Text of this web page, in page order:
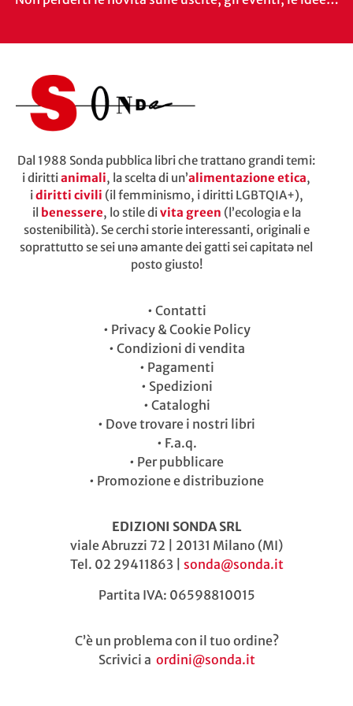
Dal 1988 Sonda pubblica libri che trattano grandi temi:
i dirittianimali, la scelta di un’alimentazione etica,
idiritti civili (il femminismo, i diritti LGBTQIA+),
il benessere, lo stile divita green (l’ecologia e la
sostenibilità). Se cerchi storie interessanti, originali e
soprattutto se sei unə amante dei gatti sei capitatə nel
posto giusto!
• Contatti
• Privacy & Cookie Policy
• Condizioni di vendita
• Pagamenti
• Spedizioni
• Cataloghi
• Dove trovare i nostri libri
• F.a.q.
• Per pubblicare
• Promozione e distribuzione
EDIZIONI SONDA SRL
viale Abruzzi 72 | 20131 Milano (MI)
Tel. 02 29411863 | sonda@sonda.it
Partita IVA: 06598810015
C’è un problema con il tuo ordine?
Scrivici a ordini@sonda.it